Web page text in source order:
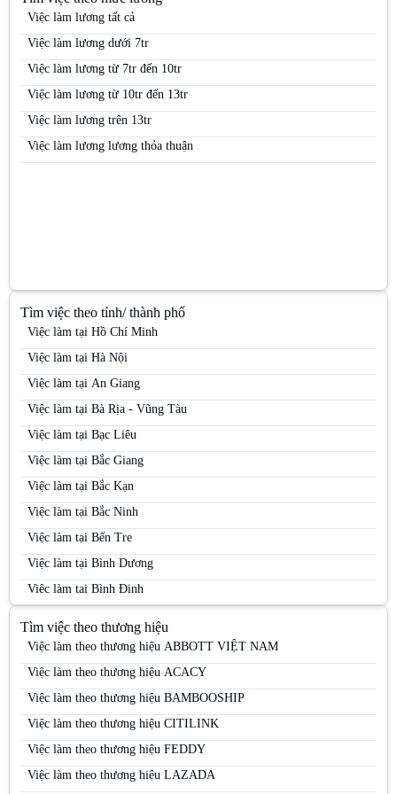
Việc làm Trưởng nhóm PG
Việc làm Việc làm kho vận
Việc làm Việc làm sinh viên
Việc làm Việc làm thời vụ
Việc làm Việc làm văn phòng
Việc làm lương tất cả
Việc làm lương dưới 7tr
Việc làm lương từ 7tr đến 10tr
Việc làm lương từ 10tr đến 13tr
Việc làm lương trên 13tr
Việc làm lương lương thỏa thuận
Tìm việc theo tỉnh/ thành phố
Việc làm tại Hồ Chí Minh
Việc làm tại Hà Nội
Việc làm tại An Giang
Việc làm tại Bà Rịa - Vũng Tàu
Việc làm tại Bạc Liêu
Việc làm tại Bắc Giang
Việc làm tại Bắc Kạn
Việc làm tại Bắc Ninh
Việc làm tại Bến Tre
Việc làm tại Bình Dương
Việc làm tại Bình Định
Việc làm tại Bình Thuận
Việc làm tại Cà Mau
Việc làm tại Cao Bằng
Việc làm tại Cần Thơ
Việc làm tại Đà Nẵng
Việc làm tại Đắk Lắk
Tìm việc theo thương hiệu
Việc làm theo thương hiệu ABBOTT VIỆT NAM
Việc làm theo thương hiệu ACACY
Việc làm theo thương hiệu BAMBOOSHIP
Việc làm theo thương hiệu CITILINK
Việc làm theo thương hiệu FEDDY
Việc làm theo thương hiệu LAZADA